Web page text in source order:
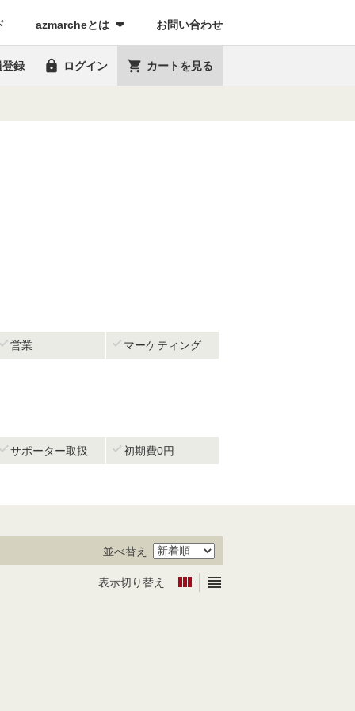
(current)azmarcheとは お問い合わせ
登録  ログイン  カートを見る
営業  マーケティング
サポーター取扱  初期費0円
並べ替え
表示切り替え  